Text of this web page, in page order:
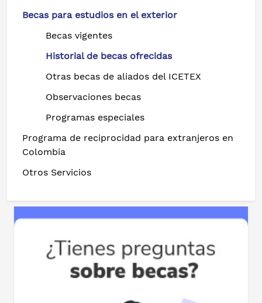
Becas para estudios en el exterior
Becas vigentes
Historial de becas ofrecidas
Otras becas de aliados del ICETEX
Observaciones becas
Programas especiales
Programa de reciprocidad para extranjeros en
Colombia
Otros Servicios